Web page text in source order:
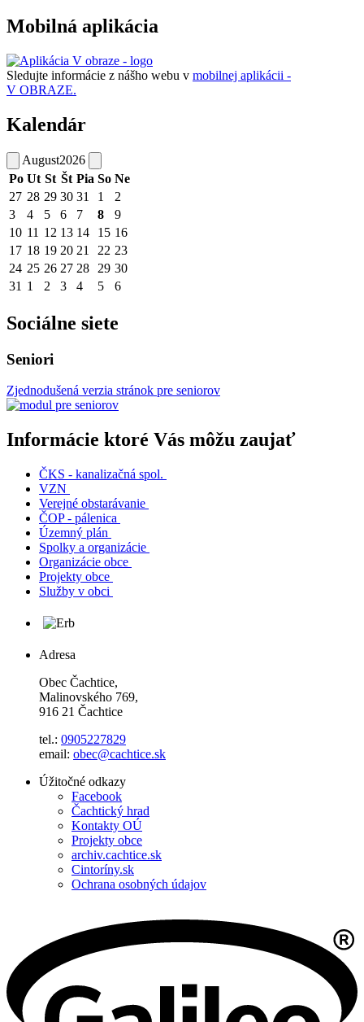
Mobilná aplikácia
Sledujte informácie z nášho webu v mobilnej aplikácii -
V OBRAZE.
Kalendár
August2026
Po Ut St Št Pia So Ne
27 28 29 30 31 1
2
3
4 5 6 7 8
9
10 11 12 13 14 15 16
17 18 19 20 21 22 23
24 25 26 27 28 29 30
31 1 2 3 4 5 6
Sociálne siete
Seniori
Zjednodušená verzia stránok pre seniorov
Informácie ktoré Vás môžu zaujať
ČKS - kanalizačná spol.
VZN
Verejné obstarávanie
ČOP - pálenica
Územný plán
Spolky a organizácie
Organizácie obce
Projekty obce
Služby v obci
Adresa
Obec Čachtice,
Malinovského 769,
916 21 Čachtice
tel.: 0905227829
email: obec@cachtice.sk
Úžitočné odkazy
Facebook
Čachtický hrad
Kontakty OÚ
Projekty obce
archiv.cachtice.sk
Cintoríny.sk
Ochrana osobných údajov